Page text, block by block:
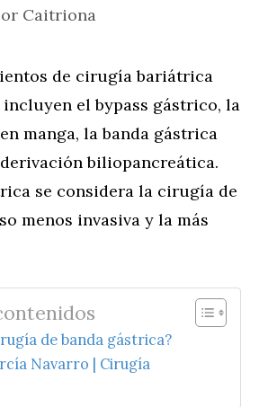
Caitriona
de cirugía bariátrica
incluyen el bypass gástrico, la
manga, la banda gástrica
biliopancreática.
se considera la cirugía de
menos invasiva y la más
de banda gástrica?
Navarro | Cirugía